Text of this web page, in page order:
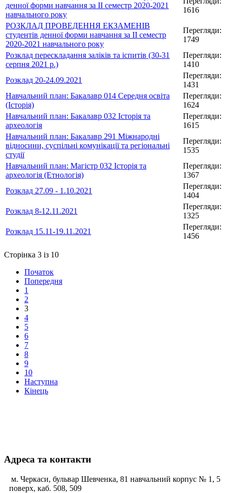
денної форми навчання за ІІ семестр 2020-2021
навчального року
1616
РОЗКЛАД ПРОВЕДЕННЯ ЕКЗАМЕНІВ
студентів денної форми навчання за ІІ семестр
2020-2021 навчального року
Перегляди:
1749
Розклад перескладання заліків та іспитів (30-31
серпня 2021 р.)
Перегляди:
1410
Розклад 20-24.09.2021
Перегляди:
1431
Навчальний план: Бакалавр 014 Середня освіта
(Історія)
Перегляди:
1624
Навчальний план: Бакалавр 032 Історія та
археологія
Перегляди:
1615
Навчальний план: Бакалавр 291 Міжнародні
відносини, суспільні комунікації та регіональні
студії
Перегляди:
1535
Навчальний план: Магістр 032 Історія та
археологія (Етнологія)
Перегляди:
1367
Розклад 27.09 - 1.10.2021
Перегляди:
1404
Розклад 8-12.11.2021
Перегляди:
1325
Розклад 15.11-19.11.2021
Перегляди:
1456
Сторінка 3 із 10
Початок
Попередня
1
2
3
4
5
6
7
8
9
10
Наступна
Кінець
Адреса та контакти
м. Черкаси, бульвар Шевченка, 81 навчальний корпус № 1, 5
поверх, каб. 508, 509